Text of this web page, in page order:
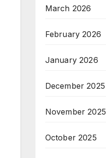
March 2026
February 2026
January 2026
December 2025
November 2025
October 2025